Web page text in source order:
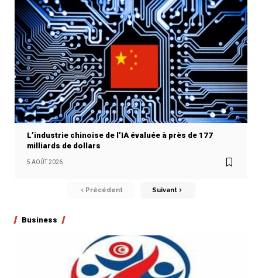
L’industrie chinoise de l’IA évaluée à près de 177
milliards de dollars
5 AOÛT 2026
Précédent Suivant
Business